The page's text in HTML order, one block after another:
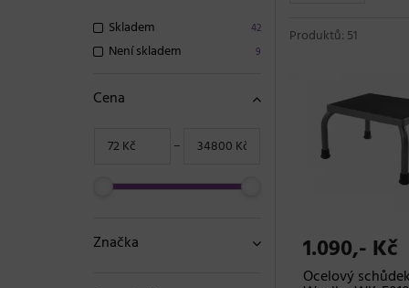
42
Skladem
9
Není skladem
Cena
−
Značka
Produktů: 51
1.090,- Kč
Ocelový